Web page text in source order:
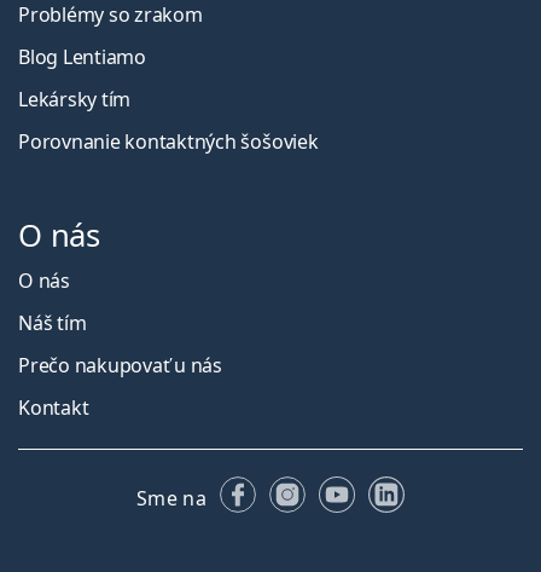
Problémy so zrakom
Blog Lentiamo
Lekársky tím
Porovnanie kontaktných šošoviek
O nás
O nás
Náš tím
Prečo nakupovať u nás
Kontakt
Sme na FacebookuInstagrame
YouTubeLinkedIn